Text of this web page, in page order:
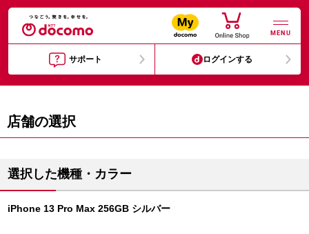
MENU
サポート ログインする
店舗の選択
選択した機種・カラー
iPhone 13 Pro Max 256GB シルバー